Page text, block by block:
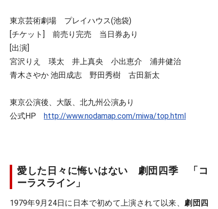
東京芸術劇場 プレイハウス(池袋)
[チケット] 前売り完売 当日券あり
[出演]
宮沢りえ 瑛太 井上真央 小出恵介 浦井健治
青木さやか 池田成志 野田秀樹 古田新太
東京公演後、大阪、北九州公演あり
公式HP http://www.nodamap.com/miwa/top.html
愛した日々に悔いはない 劇団四季 「コ
ーラスライン」
1979年9月24日に日本で初めて上演されて以来、劇団四